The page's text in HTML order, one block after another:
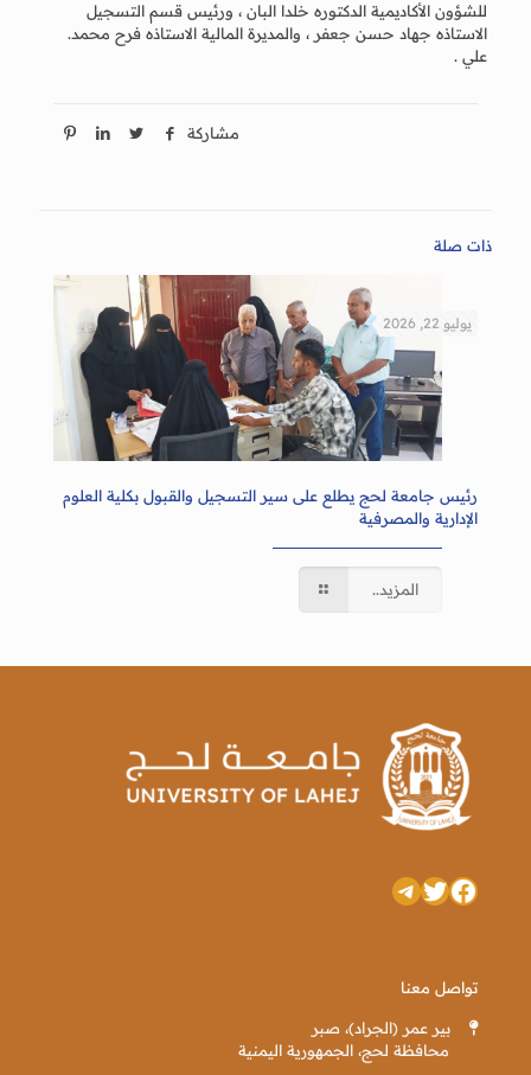
للشؤون الأكاديمية الدكتوره خلدا البان ، ورئيس قسم التسجيل
الاستاذه جهاد حسن جعفر ، والمديرة المالية الاستاذه فرح محمد.
علي .
مشاركة
ذات صلة
يوليو 22, 2026
رئيس جامعة لحج يطلع على سير التسجيل والقبول بكلية العلوم
الإدارية والمصرفية
المزيد..
فيسبوك
تويترتيليجرام
تواصل معنا
بير عمر (الجراد)، صبر
محافظة لحج، الجمهورية اليمنية